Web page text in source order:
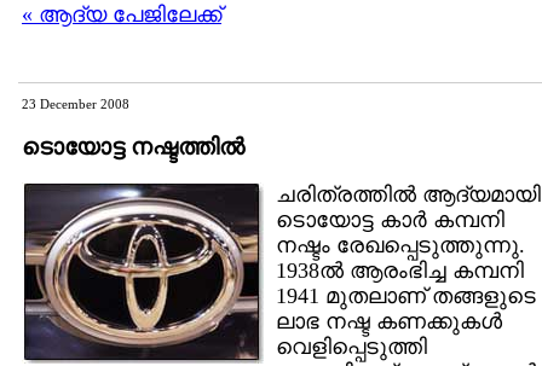
« ആദ്യ പേജിലേക്ക്
23 December 2008
ടൊയോട്ട നഷ്ടത്തില്‍
ചരിത്രത്തില്‍ ആദ്യമായി
ടൊയോട്ട കാര്‍ കമ്പനി
നഷ്ടം രേഖപ്പെടുത്തുന്നു.
1938ല്‍ ആരംഭിച്ച കമ്പനി
1941 മുതലാണ് തങ്ങളുടെ
ലാഭ നഷ്ട കണക്കുകള്‍
വെളിപ്പെടുത്തി